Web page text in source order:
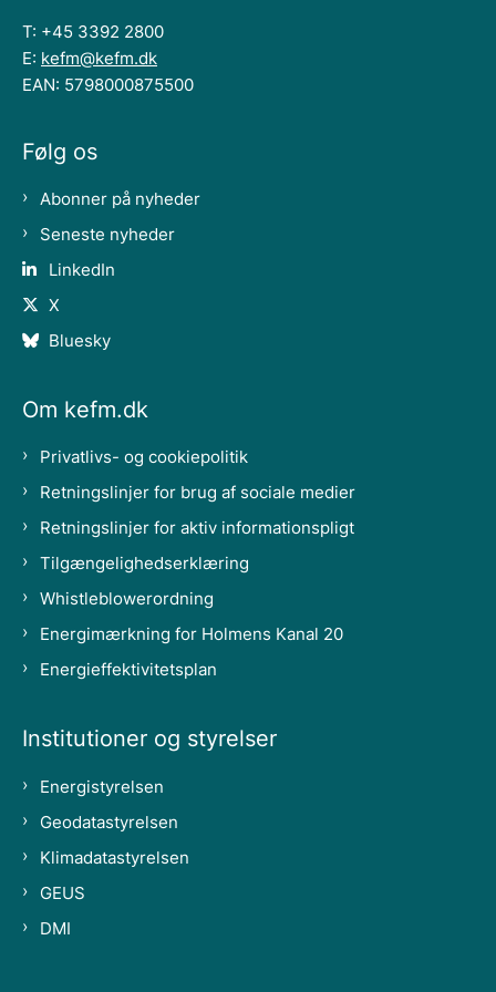
T: +45 3392 2800
E: kefm@kefm.dk
EAN: 5798000875500
Følg os
Abonner på nyheder
Seneste nyheder
LinkedIn
X
Bluesky
Om kefm.dk
Privatlivs- og cookiepolitik
Retningslinjer for brug af sociale medier
Retningslinjer for aktiv informationspligt
Tilgængelighedserklæring
Whistleblowerordning
Energimærkning for Holmens Kanal 20
Energieffektivitetsplan
Institutioner og styrelser
Energistyrelsen
Geodatastyrelsen
Klimadatastyrelsen
GEUS
DMI